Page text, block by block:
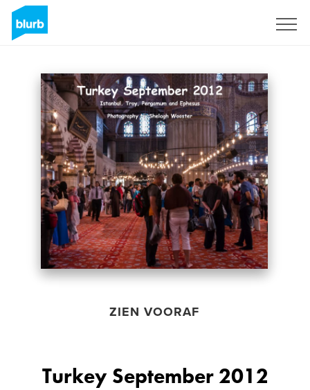
ZIEN VOORAF
Turkey September 2012